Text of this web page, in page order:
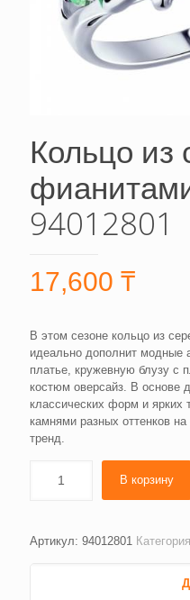
Кольцо из
94012801
17,600 ₸
В этом сезоне кольцо из
идеально дополнит модные
платье, кружевную блузу с
костюм оверсайз. В основе
классических форм и ярких
камнями разных оттенков
тренд.
В корзину
Артикул: 94012801